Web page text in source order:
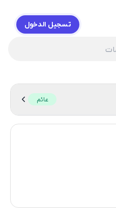
تسجيل الدخول
عائم